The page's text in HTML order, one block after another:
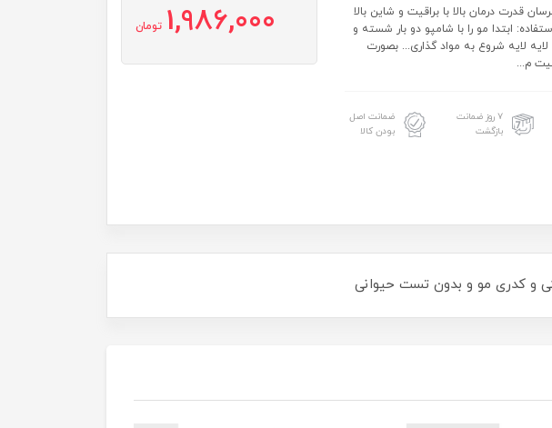
100% مو احیا 100% مو آبرسان قدرت درمان بالا با براقیت و شاین بالا
استفاده: ابتدا مو را با شامپو دو بار شسته و
۹۰% سپس بصورت لایه لایه شروع به مواد گذاری... بصورت
م...
۷ روز ضمانت
بازگشت
ضمانت اصل
بودن کالا
1,986,000 تومان
و کدری مو و بدون تست حیوانی